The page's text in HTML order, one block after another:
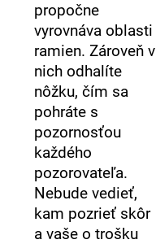
propočne
vyrovnáva oblasti
ramien. Zároveň v
nich odhalíte
nôžku, čím sa
pohráte s
pozornosťou
každého
pozorovateľa.
Nebude vedieť,
kam pozrieť skôr
a vaše o trošku